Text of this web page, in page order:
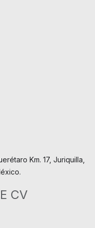
Km. 17, Juriquilla,
CV